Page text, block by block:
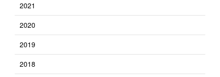
2021
2020
2019
2018